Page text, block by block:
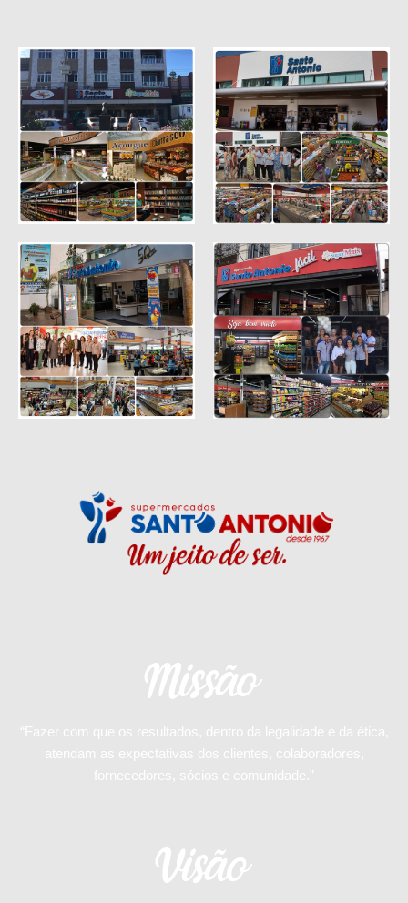
“Fazer com que os resultados, dentro da legalidade e da ética,
atendam as expectativas dos clientes, colaboradores,
fornecedores, sócios e comunidade.”